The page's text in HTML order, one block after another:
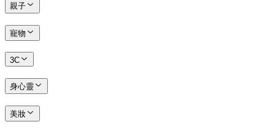
親子
寵物
3C
身心靈
美妝